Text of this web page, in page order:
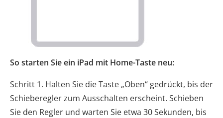
So starten Sie ein iPad mit Home-Taste neu:
Schritt 1. Halten Sie die Taste „Oben“ gedrückt, bis der
Schieberegler zum Ausschalten erscheint. Schieben
Sie den Regler und warten Sie etwa 30 Sekunden, bis